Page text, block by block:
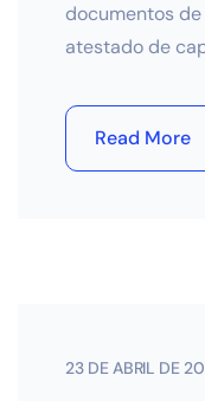
documentos
atestado de
Read More
23 DE ABRIL DE